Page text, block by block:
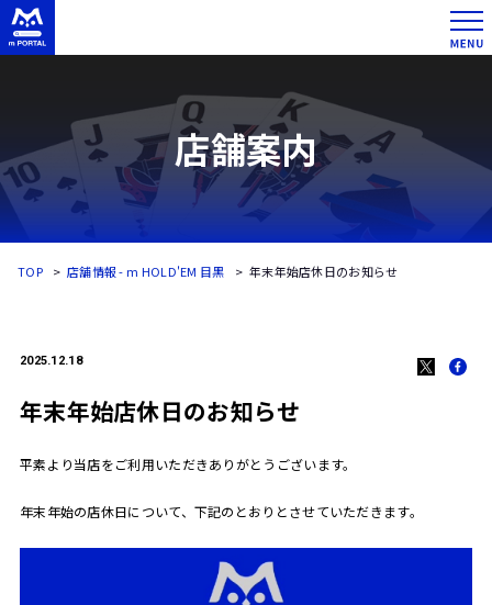
店舗案内
TOP 店舗情報 - m HOLD'EM 目黒 年末年始店休日のお知らせ
2025.12.18
年末年始店休日のお知らせ
平素より当店をご利用いただきありがとうございます。
年末年始の店休日について、下記のとおりとさせていただきます。